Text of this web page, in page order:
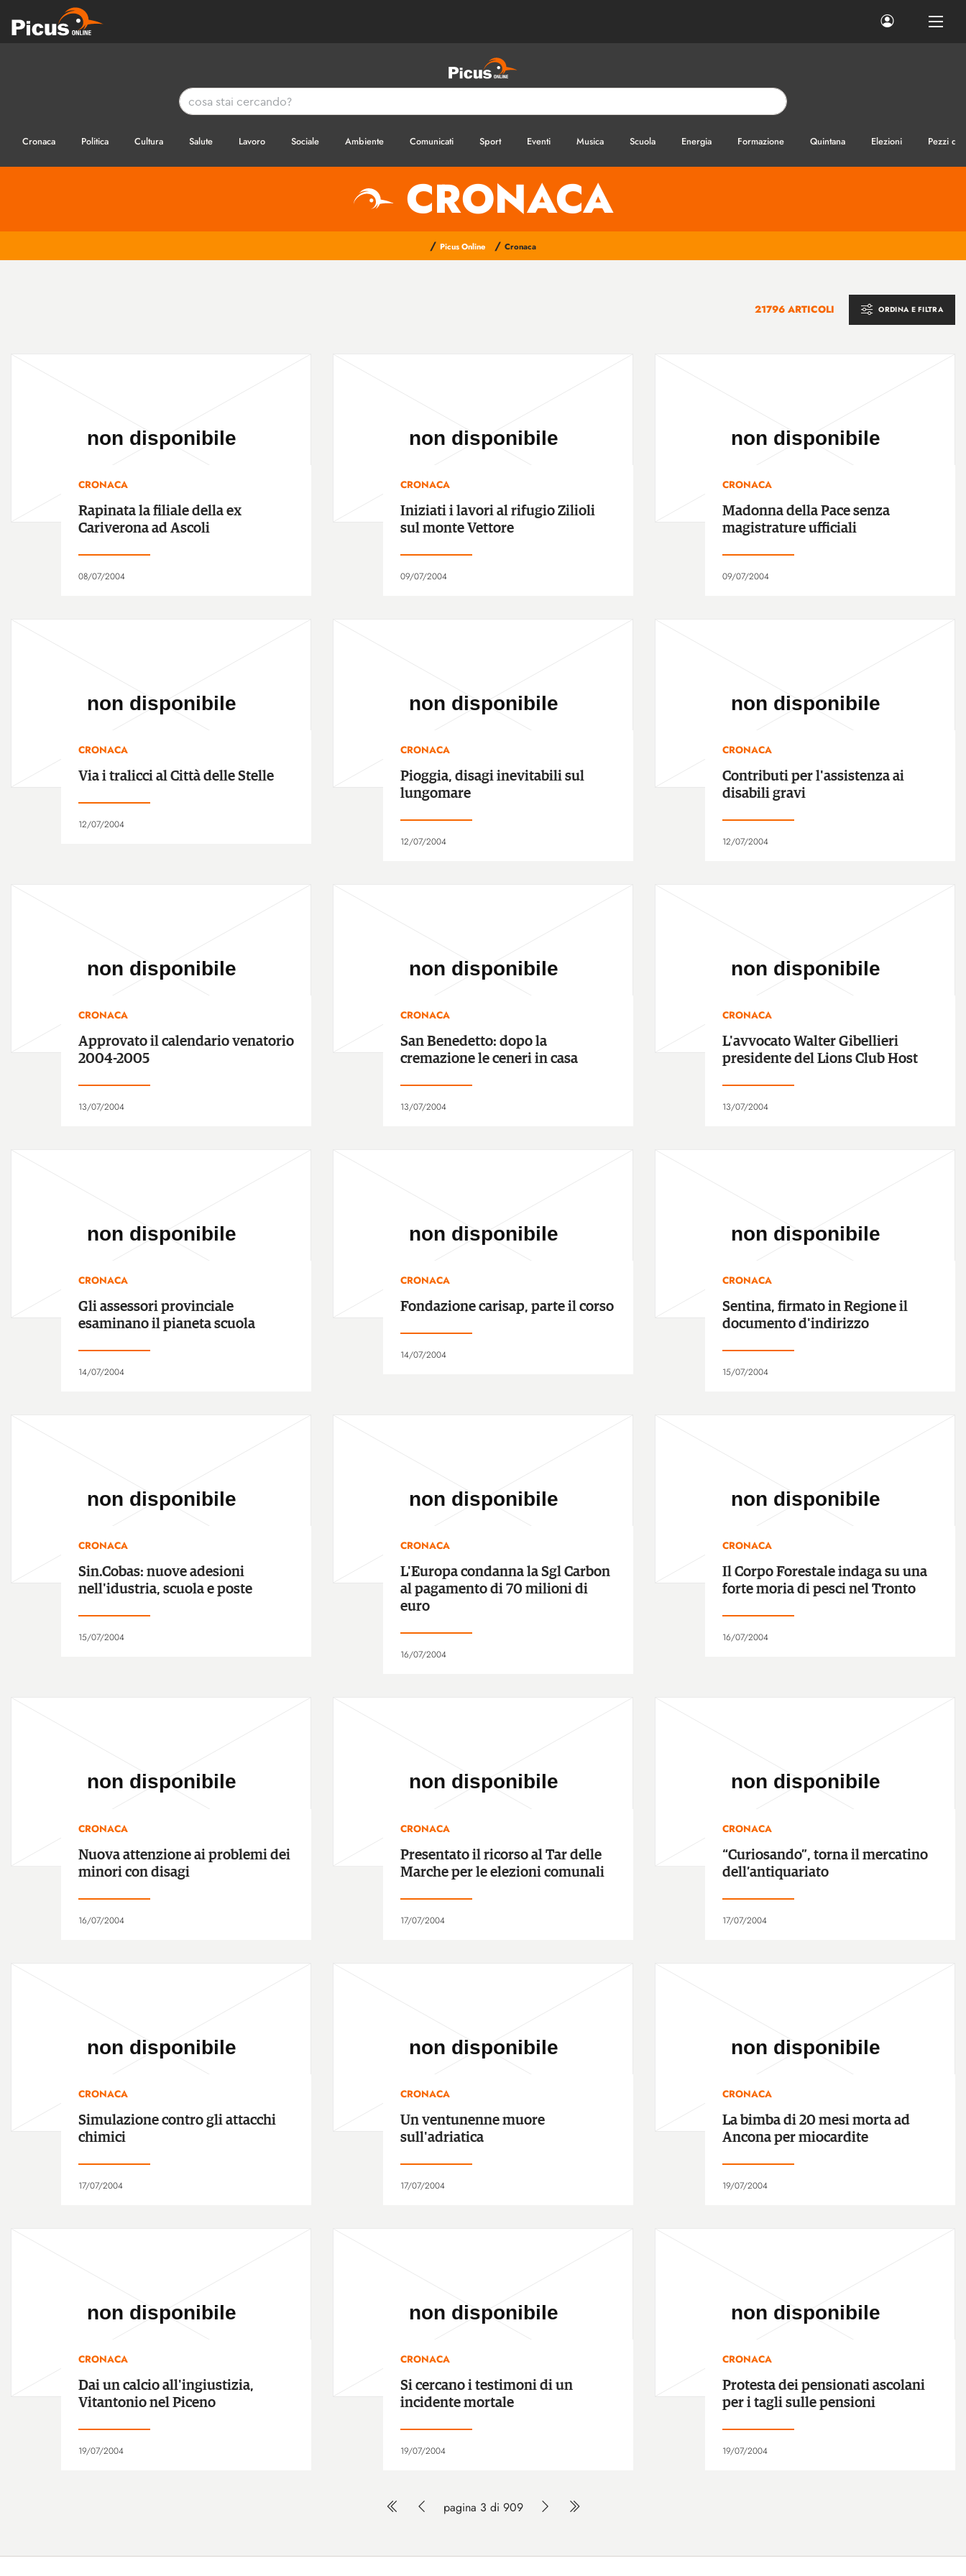
Cronaca Politica Cultura Salute Lavoro Sociale Ambiente Comunicati Sport Eventi Musica Scuola Energia Formazione Quintana Elezioni Pezzi di
CRONACA
/ Picus Online / Cronaca
21796 ARTICOLI ORDINA E FILTRA
CRONACA
Rapinata la filiale della ex
Cariverona ad Ascoli
08/07/2004
CRONACA
Iniziati i lavori al rifugio Zilioli
sul monte Vettore
09/07/2004
CRONACA
Madonna della Pace senza
magistrature ufficiali
09/07/2004
CRONACA
Via i tralicci al Città delle Stelle
12/07/2004
CRONACA
Pioggia, disagi inevitabili sul
lungomare
12/07/2004
CRONACA
Contributi per l'assistenza ai
disabili gravi
12/07/2004
CRONACA
Approvato il calendario venatorio
2004-2005
13/07/2004
CRONACA
San Benedetto: dopo la
cremazione le ceneri in casa
13/07/2004
CRONACA
L'avvocato Walter Gibellieri
presidente del Lions Club Host
13/07/2004
CRONACA
Gli assessori provinciale
esaminano il pianeta scuola
14/07/2004
CRONACA
Fondazione carisap, parte il corso
14/07/2004
CRONACA
Sentina, firmato in Regione il
documento d'indirizzo
15/07/2004
CRONACA
Sin.Cobas: nuove adesioni
nell'idustria, scuola e poste
15/07/2004
CRONACA
L'Europa condanna la Sgl Carbon
al pagamento di 70 milioni di
euro
16/07/2004
CRONACA
Il Corpo Forestale indaga su una
forte moria di pesci nel Tronto
16/07/2004
CRONACA
Nuova attenzione ai problemi dei
minori con disagi
16/07/2004
CRONACA
Presentato il ricorso al Tar delle
Marche per le elezioni comunali
17/07/2004
CRONACA
“Curiosando”, torna il mercatino
dell’antiquariato
17/07/2004
CRONACA
Simulazione contro gli attacchi
chimici
17/07/2004
CRONACA
Un ventunenne muore
sull'adriatica
17/07/2004
CRONACA
La bimba di 20 mesi morta ad
Ancona per miocardite
19/07/2004
CRONACA
Dai un calcio all'ingiustizia,
Vitantonio nel Piceno
19/07/2004
CRONACA
Si cercano i testimoni di un
incidente mortale
19/07/2004
CRONACA
Protesta dei pensionati ascolani
per i tagli sulle pensioni
19/07/2004
pagina 3 di 909